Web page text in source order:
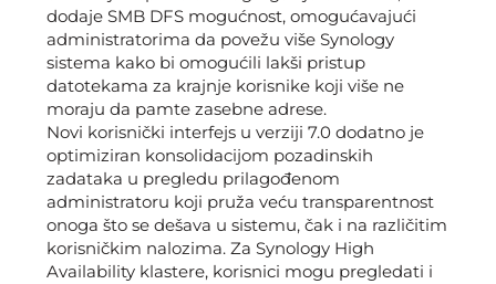
dodaje SMB DFS mogućnost, omogućavajući
administratorima da povežu više Synology
sistema kako bi omogućili lakši pristup
datotekama za krajnje korisnike koji više ne
moraju da pamte zasebne adrese.
Novi korisnički interfejs u verziji 7.0 dodatno je
optimiziran konsolidacijom pozadinskih
zadataka u pregledu prilagođenom
administratoru koji pruža veću transparentnost
onoga što se dešava u sistemu, čak i na različitim
korisničkim nalozima. Za Synology High
Availability klastere, korisnici mogu pregledati i